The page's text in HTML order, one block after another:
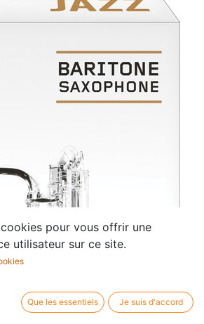
pour vous offrir une
utilisateur sur ce site.
Que les essentiels Je suis d'accord